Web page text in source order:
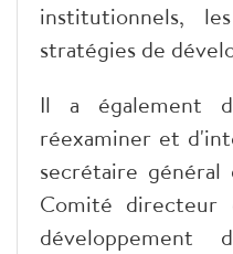
institutionnels,
stratégies de
Il a également
réexaminer et
secrétaire
Comité directeur